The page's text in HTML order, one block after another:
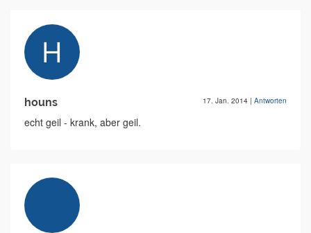
houns 17. Jan. 2014 | Antworten
echt geil - krank, aber geil.